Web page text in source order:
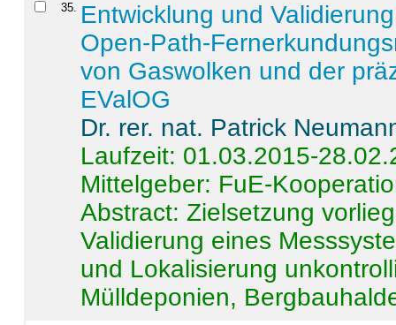
35. Entwicklung und
Open-Path-
von Gaswolken und der
EValOG
Dr. rer. nat. Patrick
Laufzeit: 01.03.2015-
Mittelgeber: FuE-
Abstract:Zielsetzung
Validierung eines
und Lokalisierung
Mülldeponien,